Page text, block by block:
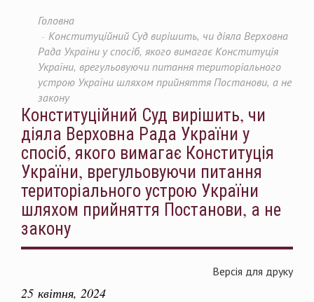
Головна
Конституційний Суд вирішить, чи діяла Верховна
Рада України у спосіб, якого вимагає Конституція
України, врегульовуючи питання територіального
устрою України шляхом прийняття Постанови, а не
закону
Конституційний Суд вирішить, чи
діяла Верховна Рада України у
спосіб, якого вимагає Конституція
України, врегульовуючи питання
територіального устрою України
шляхом прийняття Постанови, а не
закону
Версія для друку
25 квітня, 2024